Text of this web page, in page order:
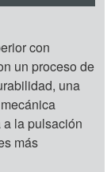
con
un proceso de
una
la pulsación
más